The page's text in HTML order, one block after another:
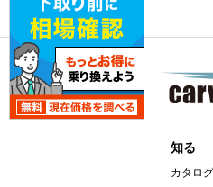
知る
カタログ